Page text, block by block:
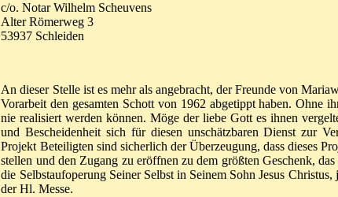
c/o. Notar Wilhelm Scheuvens
Alter Römerweg 3
53937 Schleiden
An dieser Stelle ist es mehr als angebracht, der Freunde von
Vorarbeit den gesamten Schott von 1962 abgetippt haben. Ohne
nie realisiert werden können. Möge der liebe Gott es ihnen
und Bescheidenheit sich für diesen unschätzbaren Dienst zur
Projekt Beteiligten sind sicherlich der Überzeugung, dass dieses
stellen und den Zugang zu eröffnen zu dem größten Geschenk,
die Selbstaufoperung Seiner Selbst in Seinem Sohn Jesus
der Hl. Messe.